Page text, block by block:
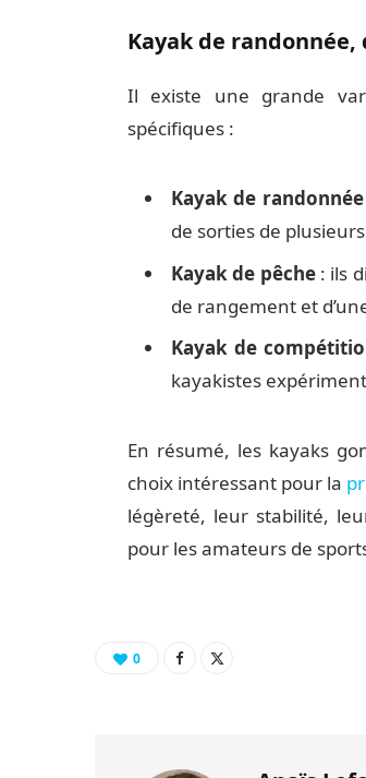
Kayak de
Il existe une grande
spécifiques :
Kayak de randonnée
de sorties de
Kayak de pêche: ils
de rangement et
Kayak de
kayakistes
En résumé, les kayaks
choix intéressant pour la
légèreté, leur stabilité,
pour les amateurs de
0